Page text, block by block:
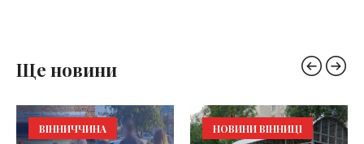
Ще новини
ВІННИЧЧИНА НОВИНИ ВІННИЦІ